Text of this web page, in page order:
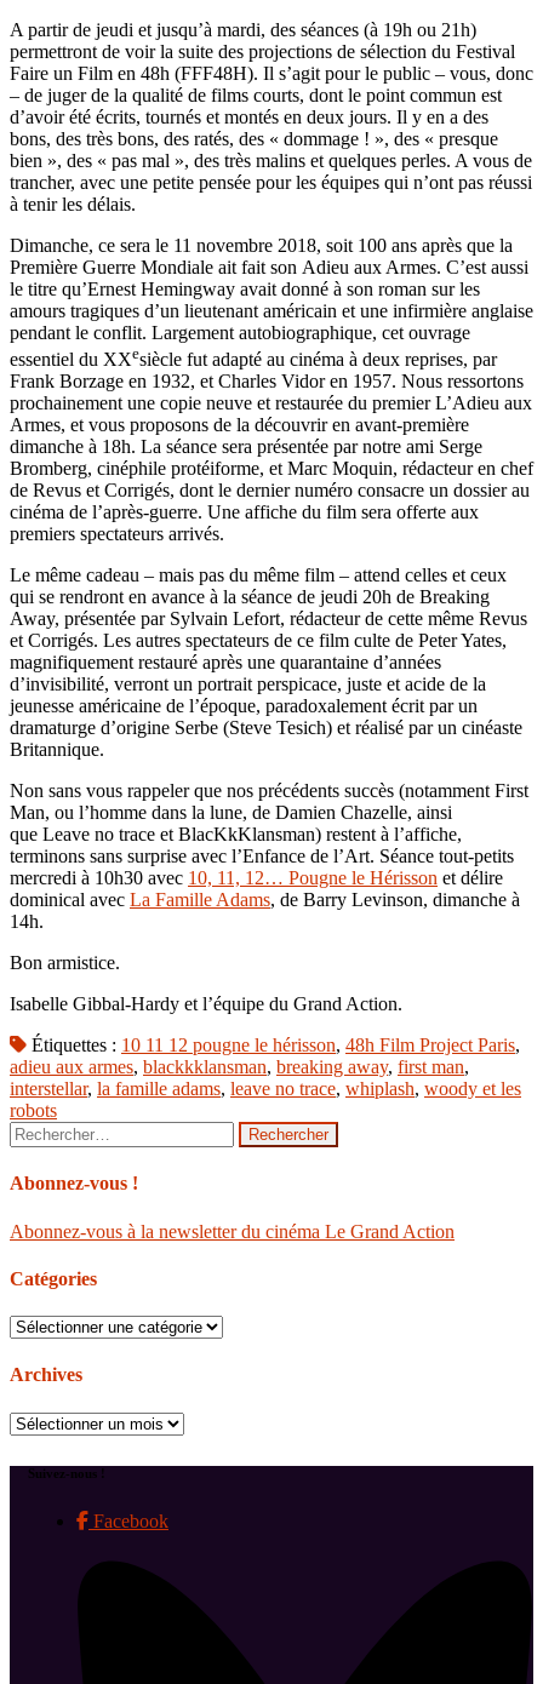
A partir de jeudi et jusqu’à mardi, des séances (à 19h ou 21h)
permettront de voir la suite des projections de sélection du Festival
Faire un Film en 48h (FFF48H). Il s’agit pour le public – vous, donc
– de juger de la qualité de films courts, dont le point commun est
d’avoir été écrits, tournés et montés en deux jours. Il y en a des
bons, des très bons, des ratés, des « dommage ! », des « presque
bien », des « pas mal », des très malins et quelques perles. A vous de
trancher, avec une petite pensée pour les équipes qui n’ont pas réussi
à tenir les délais.
Dimanche, ce sera le 11 novembre 2018, soit 100 ans après que la
Première Guerre Mondiale ait fait son Adieu aux Armes. C’est aussi
le titre qu’Ernest Hemingway avait donné à son roman sur les
amours tragiques d’un lieutenant américain et une infirmière anglaise
pendant le conflit. Largement autobiographique, cet ouvrage
essentiel du XXesiècle fut adapté au cinéma à deux reprises, par
Frank Borzage en 1932, et Charles Vidor en 1957. Nous ressortons
prochainement une copie neuve et restaurée du premier L’Adieu aux
Armes, et vous proposons de la découvrir en avant-première
dimanche à 18h. La séance sera présentée par notre ami Serge
Bromberg, cinéphile protéiforme, et Marc Moquin, rédacteur en chef
de Revus et Corrigés, dont le dernier numéro consacre un dossier au
cinéma de l’après-guerre. Une affiche du film sera offerte aux
premiers spectateurs arrivés.
Le même cadeau – mais pas du même film – attend celles et ceux
qui se rendront en avance à la séance de jeudi 20h de Breaking
Away, présentée par Sylvain Lefort, rédacteur de cette même Revus
et Corrigés. Les autres spectateurs de ce film culte de Peter Yates,
magnifiquement restauré après une quarantaine d’années
d’invisibilité, verront un portrait perspicace, juste et acide de la
jeunesse américaine de l’époque, paradoxalement écrit par un
dramaturge d’origine Serbe (Steve Tesich) et réalisé par un cinéaste
Britannique.
Non sans vous rappeler que nos précédents succès (notamment First
Man, ou l’homme dans la lune, de Damien Chazelle, ainsi
que Leave no trace et BlacKkKlansman) restent à l’affiche,
terminons sans surprise avec l’Enfance de l’Art. Séance tout-petits
mercredi à 10h30 avec 10, 11, 12… Pougne le Hérisson et délire
dominical avec La Famille Adams, de Barry Levinson, dimanche à
14h.
Bon armistice.
Isabelle Gibbal-Hardy et l’équipe du Grand Action.
Étiquettes : 10 11 12 pougne le hérisson, 48h Film Project Paris,
adieu aux armes, blackkklansman, breaking away, first man,
interstellar, la famille adams, leave no trace, whiplash, woody et les
robots
Rechercher :
Abonnez-vous !
Abonnez-vous à la newsletter du cinéma Le Grand Action
Catégories
Catégories
Archives
Archives
Suivez-nous !
Facebook